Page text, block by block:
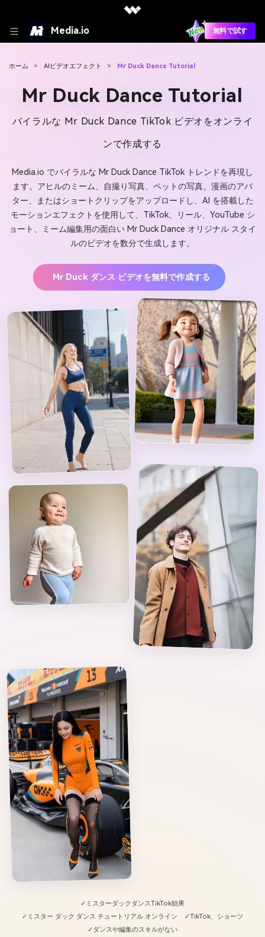
Media.io 無料で試す
ホーム > AIビデオエフェクト > Mr Duck Dance Tutorial
Mr Duck Dance Tutorial
バイラルな Mr Duck Dance TikTok ビデオをオンライ
ンで作成する
Media.io でバイラルな Mr Duck Dance TikTok トレンドを再現し
ます。アヒルのミーム、自撮り写真、ペットの写真、漫画のアバ
ター、またはショートクリップをアップロードし、AI を搭載した
モーションエフェクトを使用して、TikTok、リール、YouTube シ
ョート、ミーム編集用の面白い Mr Duck Dance オリジナル スタイ
ルのビデオを数分で生成します。
Mr Duck ダンス ビデオを無料で作成する
✓ミスターダックダンスTikTok効果
✓ミスター ダック ダンス チュートリアル オンライン
✓TikTok、ショーツ
✓ダンスや編集のスキルがない